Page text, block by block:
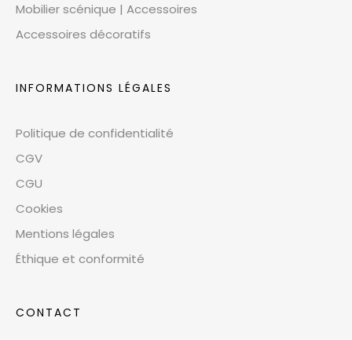
Mobilier scénique | Accessoires
Accessoires décoratifs
INFORMATIONS LÉGALES
Politique de confidentialité
CGV
CGU
Cookies
Mentions légales
Éthique et conformité
CONTACT